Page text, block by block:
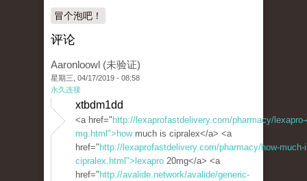
冒个泡吧！
评论
Aaronloowl (未验证)
星期三, 04/17/2019 - 08:58
永久连接
xtbdm1dd
<a href=" http://lexaprofastdelivery.com/pharmacy/lexapro-
mg.html">howmuch is cipralex</a> <a
href=" http://lexaprofastdelivery.com/pharmacy/how-much-
cipralex.html">lexapro 20mg</a> <a
href=" http://avalide.network/avalide/generic-